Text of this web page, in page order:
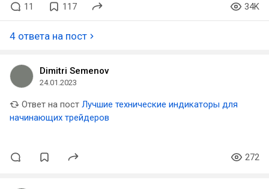
11 117 34K
4 ответа на пост
Dimitri Semenov
24.01.2023
Ответ на пост Лучшие технические индикаторы для
начинающих трейдеров
272